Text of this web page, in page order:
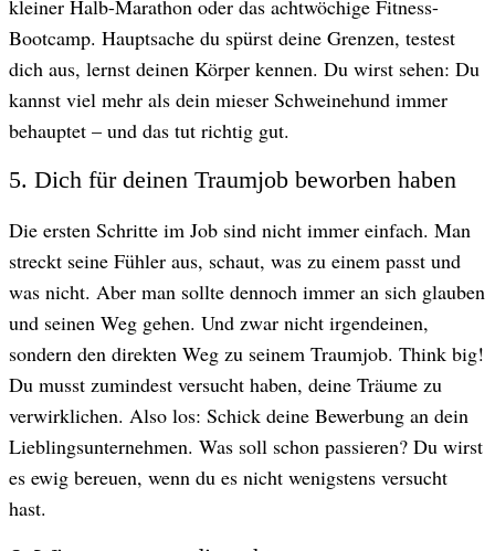
kleiner Halb-Marathon oder das achtwöchige Fitness-
Bootcamp. Hauptsache du spürst deine Grenzen, testest
dich aus, lernst deinen Körper kennen. Du wirst sehen: Du
kannst viel mehr als dein mieser Schweinehund immer
behauptet – und das tut richtig gut.
5. Dich für deinen Traumjob beworben haben
Die ersten Schritte im Job sind nicht immer einfach. Man
streckt seine Fühler aus, schaut, was zu einem passt und
was nicht. Aber man sollte dennoch immer an sich glauben
und seinen Weg gehen. Und zwar nicht irgendeinen,
sondern den direkten Weg zu seinem Traumjob. Think big!
Du musst zumindest versucht haben, deine Träume zu
verwirklichen. Also los: Schick deine Bewerbung an dein
Lieblingsunternehmen. Was soll schon passieren? Du wirst
es ewig bereuen, wenn du es nicht wenigstens versucht
hast.